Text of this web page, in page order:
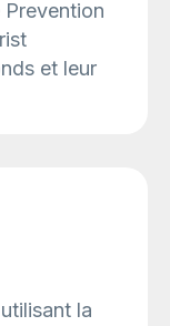
et leur
la